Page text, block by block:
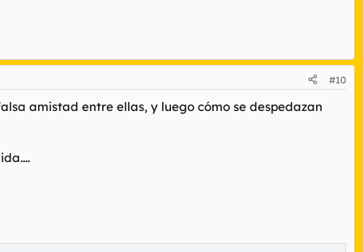
#10
amistad entre ellas, y luego cómo se despedazan